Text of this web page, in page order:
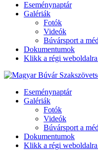
Eseménynaptár
Galériák
Fotók
Videók
Búvársport a
Dokumentumok
Klikk a régi
Eseménynaptár
Galériák
Fotók
Videók
Búvársport a
Dokumentumok
Klikk a régi